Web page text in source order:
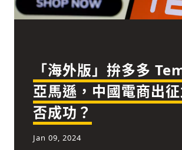
經濟
科技
「海外版」拚多多
亞馬遜，中國電商出
否成功？
Jan 09, 2024